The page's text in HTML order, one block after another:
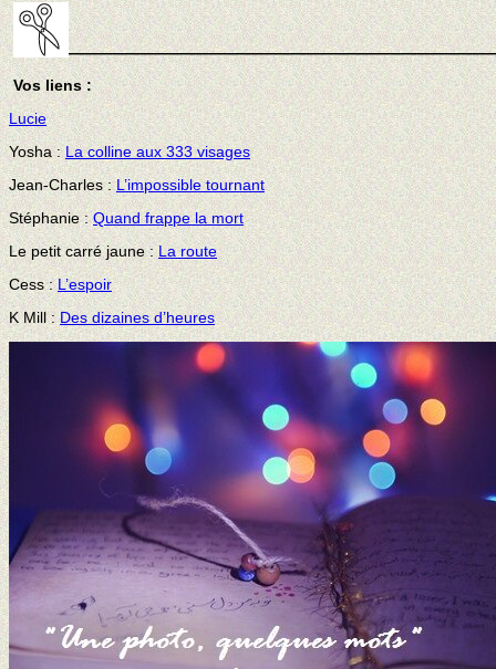
Vos liens :
Lucie
Yosha :La colline aux 333 visages
Jean-Charles :L’impossible tournant
Stéphanie :Quand frappe la mort
Le petit carré jaune :La route
Cess :L’espoir
K Mill :Des dizaines d’heures